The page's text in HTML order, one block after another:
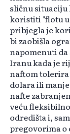
sličnu situaciju
koristiti "flotu u
pribjegla je
bi zaobišla
napomenuti da
Iranu kada je
naftom tolerira
dolara ili
nafte
veću
odredišta i,
pregovorima o